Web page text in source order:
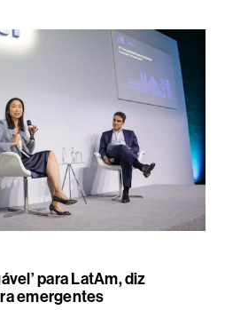
para LatAm, diz
emergentes